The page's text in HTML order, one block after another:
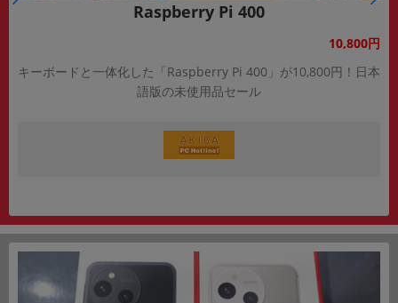
Raspberry Pi 400
10,800円
キーボードと一体化した「Raspberry Pi 400」が10,800円！日本
語版の未使用品セール